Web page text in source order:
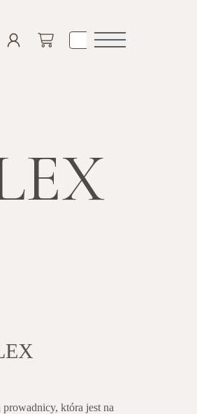
Otwórz
która jest na